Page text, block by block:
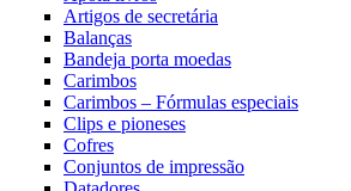
Artigos de secretária
Balanças
Bandeja porta moedas
Carimbos
Carimbos – Fórmulas especiais
Clips e pioneses
Cofres
Conjuntos de impressão